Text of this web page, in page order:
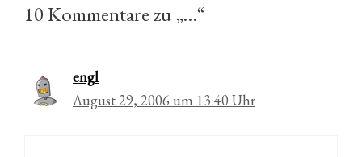
10 Kommentare zu „…“
engl
August 29, 2006 um 13:40 Uhr